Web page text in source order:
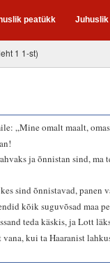
peatükk Juhuslik
1 1-st)
„Mine omalt maalt,
ja õnnistan sind, ma
sind õnnistavad, panen
kõik suguvõsad maa
teda käskis, ja Lott
kui ta Haaranist